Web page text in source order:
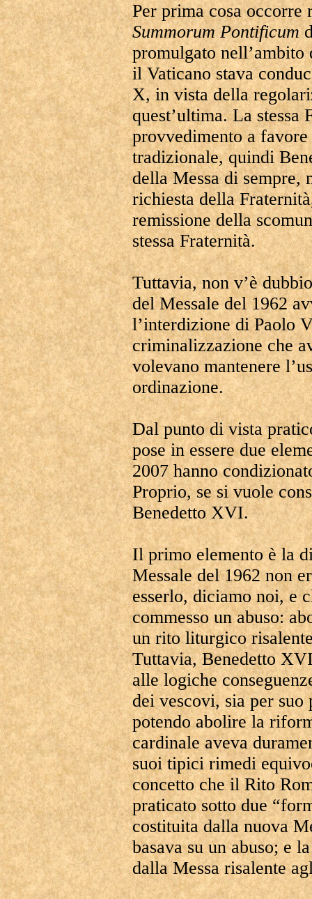
Per prima cosa
Summorum Pontificum
promulgato
il Vaticano stava
X, in vista della
quest’ultima. La stessa
provvedimento a favore
tradizionale, quindi
della Messa di sempre,
richiesta della
remissione della
stessa Fraternità.
Tuttavia, non v’è
del Messale del 1962
l’interdizione di Paolo
criminalizzazione che
volevano mantenere
ordinazione.
Dal punto di vista
pose in essere due
2007 hanno
Proprio, se si vuole
Benedetto XVI.
Il primo elemento è la
Messale del 1962 non
esserlo, diciamo noi, e
commesso un abuso:
un rito liturgico
Tuttavia, Benedetto
alle logiche
dei vescovi, sia per
potendo abolire la
cardinale aveva
suoi tipici rimedi
concetto che il Rito
praticato sotto due
costituita dalla nuova
basava su un abuso; e
dalla Messa risalente